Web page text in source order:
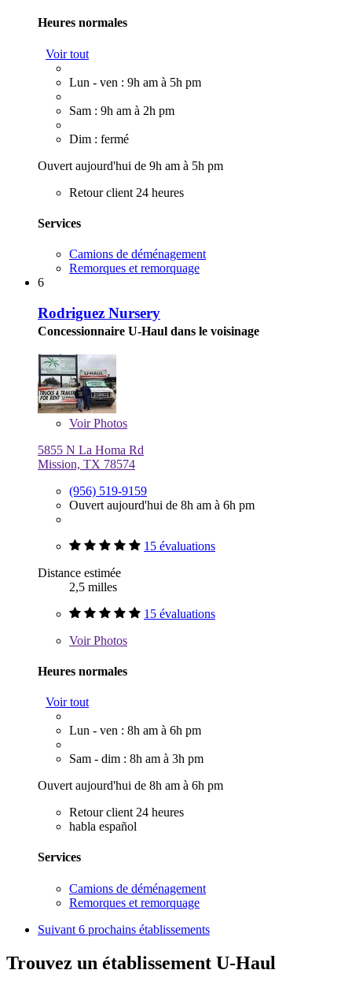
Heures normales
Voir tout
Lun - ven : 9h am à 5h pm
Sam : 9h am à 2h pm
Dim : fermé
Ouvert aujourd'hui de 9h am à 5h pm
Retour client 24 heures
Services
Camions de déménagement
Remorques et remorquage
6
Rodriguez Nursery
Concessionnaire U-Haul dans le voisinage
VoirPhotos
5855 N La Homa Rd
Mission, TX 78574
(956) 519-9159
Ouvert aujourd'hui de 8h am à 6h pm
15 évaluations
Distance estimée
2,5 milles
15 évaluations
VoirPhotos
Heures normales
Voir tout
Lun - ven : 8h am à 6h pm
Sam - dim : 8h am à 3h pm
Ouvert aujourd'hui de 8h am à 6h pm
Retour client 24 heures
habla español
Services
Camions de déménagement
Remorques et remorquage
Suivant 6 prochains établissements
Trouvez un établissement U-Haul